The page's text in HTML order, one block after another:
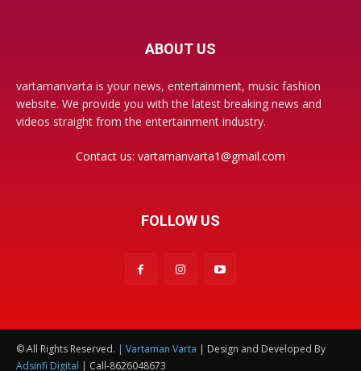
ABOUT US
vartamanvarta is your news, entertainment, music fashion
website. We provide you with the latest breaking news and
videos straight from the entertainment industry.
Contact us: vartamanvarta1@gmail.com
FOLLOW US
© All Rights Reserved. | Vartaman Varta | Design and Developed By
Adsinfi Digital | Call-8626048673